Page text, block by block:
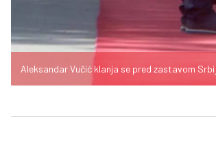
Aleksandar Vučić klanja se pred zastavom